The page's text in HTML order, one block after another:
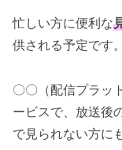
忙しい方に便利な
供される予定です。
〇〇（配信プラッ
ービスで、放送後
で見られない方に